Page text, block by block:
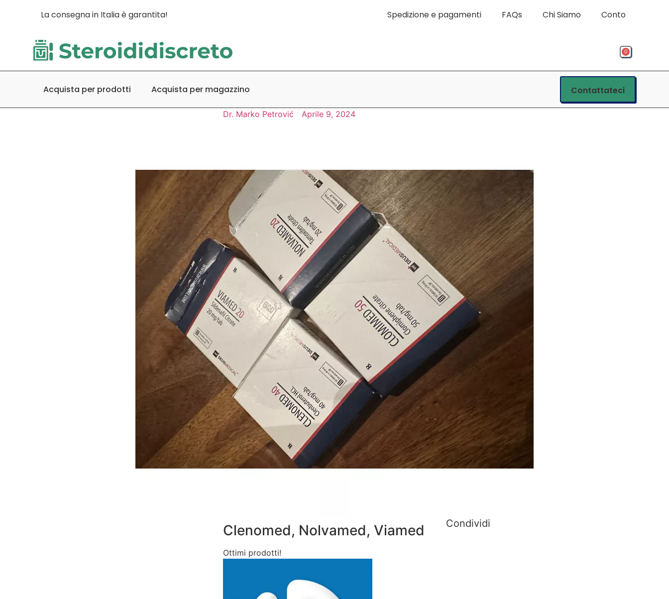
La consegna in Italia è garantita! Spedizione e pagamenti FAQs Chi Siamo Conto
0
Acquista per prodotti Acquista per magazzino Contattateci
Dr. Marko Petrović Aprile 9, 2024
Clenomed, Nolvamed, Viamed
Ottimi prodotti!
Condividi